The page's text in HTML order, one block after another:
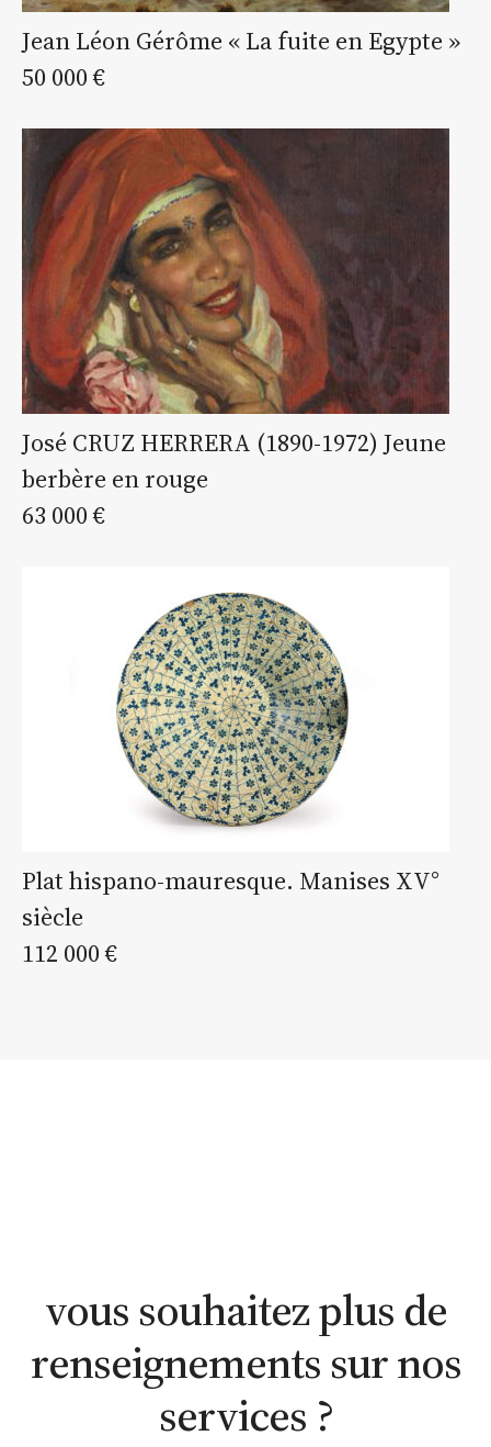
Jean Léon Gérôme « La fuite en Egypte »
50 000 €
José CRUZ HERRERA (1890-1972) Jeune
berbère en rouge
63 000 €
Plat hispano-mauresque. Manises XV°
siècle
112 000 €
vous souhaitez plus de
renseignements sur nos
services ?